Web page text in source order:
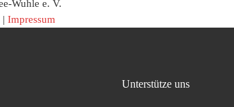
| Impressum
Unterstütze uns